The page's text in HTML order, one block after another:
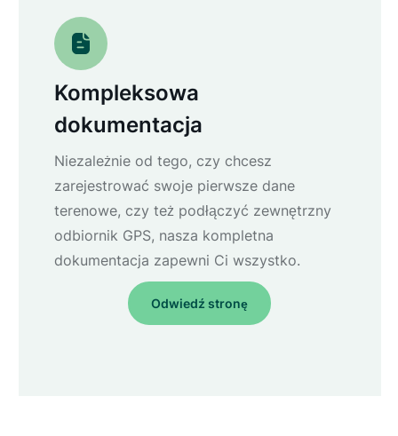
Kompleksowa
dokumentacja
Niezależnie od tego, czy chcesz
zarejestrować swoje pierwsze dane
terenowe, czy też podłączyć zewnętrzny
odbiornik GPS, nasza kompletna
dokumentacja zapewni Ci wszystko.
Odwiedź stronę